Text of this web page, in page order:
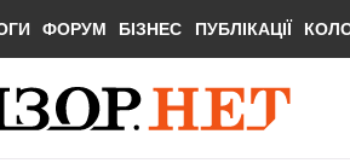
ФОРУМ БІЗНЕС ПУБЛІКАЦІЇ